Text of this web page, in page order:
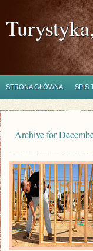
STRONA GŁÓWNA SPIS
Archive for